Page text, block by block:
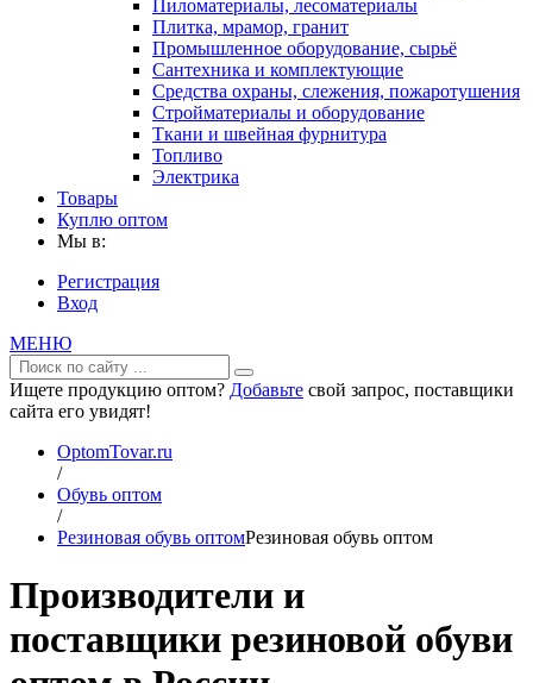
Пиломатериалы, лесоматериалы
Плитка, мрамор, гранит
Промышленное оборудование, сырьё
Сантехника и комплектующие
Средства охраны, слежения, пожаротушения
Стройматериалы и оборудование
Ткани и швейная фурнитура
Топливо
Электрика
Товары
Куплю оптом
Мы в:
Регистрация
Вход
МЕНЮ
Ищете продукцию оптом? Добавьте свой запрос, поставщики
сайта его увидят!
OptomTovar.ru
/
Обувь оптом
/
Резиновая обувь оптомРезиновая обувь оптом
Производители и
поставщики резиновой обуви